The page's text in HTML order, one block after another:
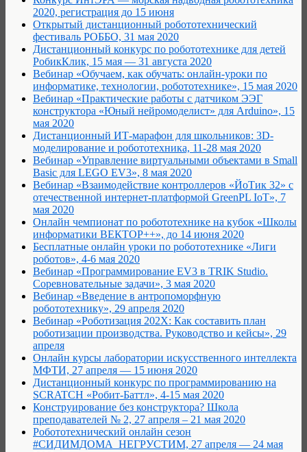
2020, регистрация до 15 июня
Открытый дистанционный робототехнический
фестиваль РОББО, 31 мая 2020
Дистанционный конкурс по робототехнике для детей
РобикКлик, 15 мая — 31 августа 2020
Вебинар «Обучаем, как обучать: онлайн-уроки по
информатике, технологии, робототехнике», 15 мая 2020
Вебинар «Практические работы с датчиком ЭЭГ
конструктора «Юный нейромоделист» для Arduino», 15
мая 2020
Дистанционный ИТ-марафон для школьников: 3D-
моделирование и робототехника, 11-28 мая 2020
Вебинар «Управление виртуальными объектами в Small
Basic для LEGO EV3», 8 мая 2020
Вебинар «Взаимодействие контроллеров «ЙоТик 32» с
отечественной интернет-платформой GreenPL IoT», 7
мая 2020
Онлайн чемпионат по робототехнике на кубок «Школы
информатики ВЕКТОР++», до 14 июня 2020
Бесплатные онлайн уроки по робототехнике «Лиги
роботов», 4-6 мая 2020
Вебинар «Программирование EV3 в TRIK Studio.
Соревновательные задачи», 3 мая 2020
Вебинар «Введение в антропоморфную
робототехнику», 29 апреля 2020
Вебинар «Роботизация 202Х: Как составить план
роботизации производства. Руководство и кейсы», 29
апреля
Онлайн курсы лаборатории искусственного интеллекта
МФТИ, 27 апреля — 15 июня 2020
Дистанционный конкурс по программированию на
SCRATCH «Робит-Баттл», 4-15 мая 2020
Конструирование без конструктора? Школа
преподавателей № 2, 27 апреля – 21 мая 2020
Робототехнический онлайн сезон
#СИДИМДОМА_НЕГРУСТИМ, 27 апреля — 24 мая